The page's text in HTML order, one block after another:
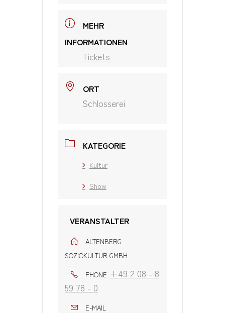
MEHR
INFORMATIONEN
Tickets
ORT
Schlosserei
KATEGORIE
Kultur
Show
VERANSTALTER
ALTENBERG
SOZIOKULTUR GMBH
PHONE +49 2 08 - 8
59 78 - 0
E-MAIL